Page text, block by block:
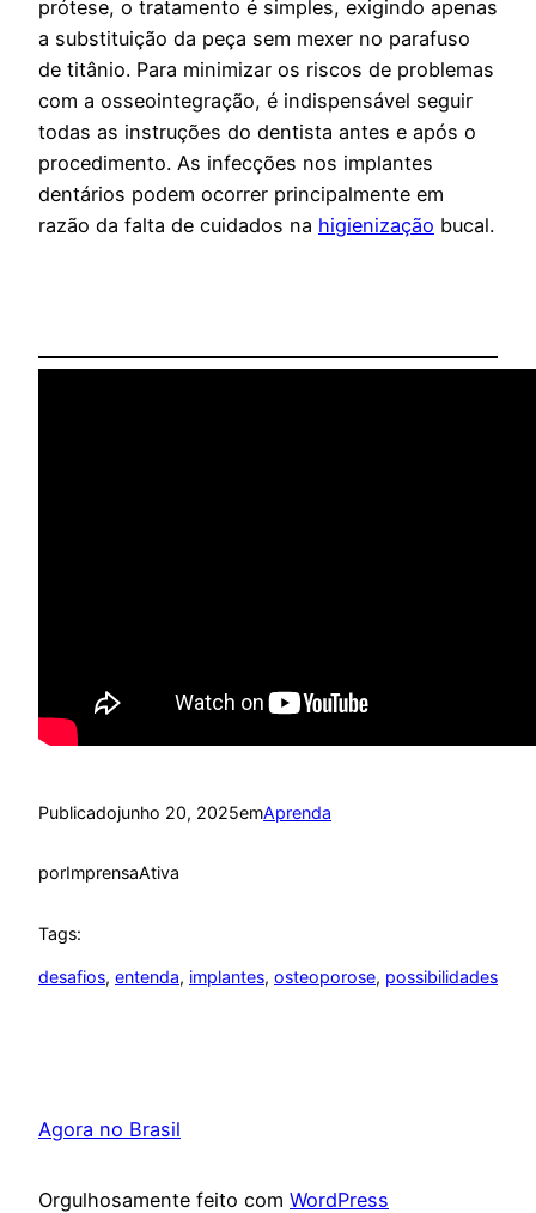
prótese, o tratamento é simples, exigindo apenas
a substituição da peça sem mexer no parafuso
de titânio. Para minimizar os riscos de problemas
com a osseointegração, é indispensável seguir
todas as instruções do dentista antes e após o
procedimento. As infecções nos implantes
dentários podem ocorrer principalmente em
razão da falta de cuidados na higienização bucal.
Publicadojunho 20, 2025emAprenda
porImprensaAtiva
Tags:
desafios, entenda, implantes, osteoporose, possibilidades
Agora no Brasil
Orgulhosamente feito com WordPress